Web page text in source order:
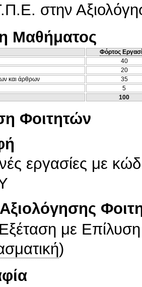
στην
Μαθήματος
Φόρτος
40
20
και άρθρων
35
5
100
Φοιτητών
εργασίες με
με
)